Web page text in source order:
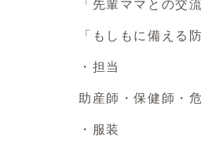
「先輩ママとの交
「もしもに備える
・担当
助産師・保健師・
・服装